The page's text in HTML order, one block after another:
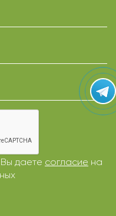
даете согласие на